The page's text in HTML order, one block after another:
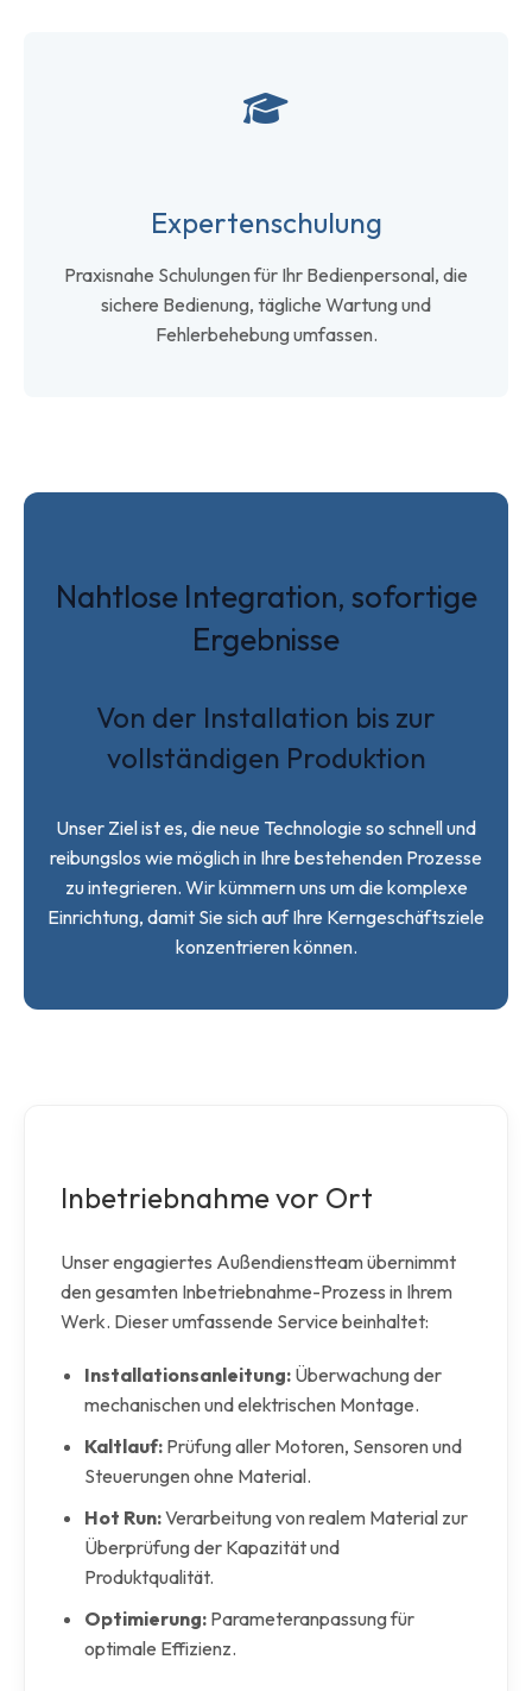
Expertenschulung
Praxisnahe Schulungen für Ihr Bedienpersonal, die
sichere Bedienung, tägliche Wartung und
Fehlerbehebung umfassen.
Nahtlose Integration, sofortige
Ergebnisse
Von der Installation bis zur
vollständigen Produktion
Unser Ziel ist es, die neue Technologie so schnell und
reibungslos wie möglich in Ihre bestehenden Prozesse
zu integrieren. Wir kümmern uns um die komplexe
Einrichtung, damit Sie sich auf Ihre Kerngeschäftsziele
konzentrieren können.
Inbetriebnahme vor Ort
Unser engagiertes Außendienstteam übernimmt
den gesamten Inbetriebnahme-Prozess in Ihrem
Werk. Dieser umfassende Service beinhaltet:
Installationsanleitung: Überwachung der
mechanischen und elektrischen Montage.
Kaltlauf: Prüfung aller Motoren, Sensoren und
Steuerungen ohne Material.
Hot Run:Verarbeitung von realem Material zur
Überprüfung der Kapazität und
Produktqualität.
Optimierung: Parameteranpassung für
optimale Effizienz.